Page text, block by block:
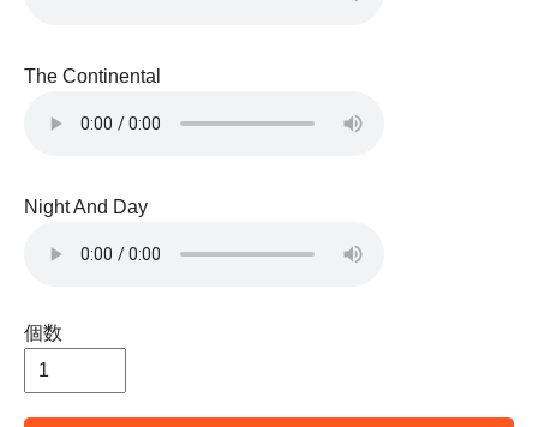
The Continental
Night And Day
個数